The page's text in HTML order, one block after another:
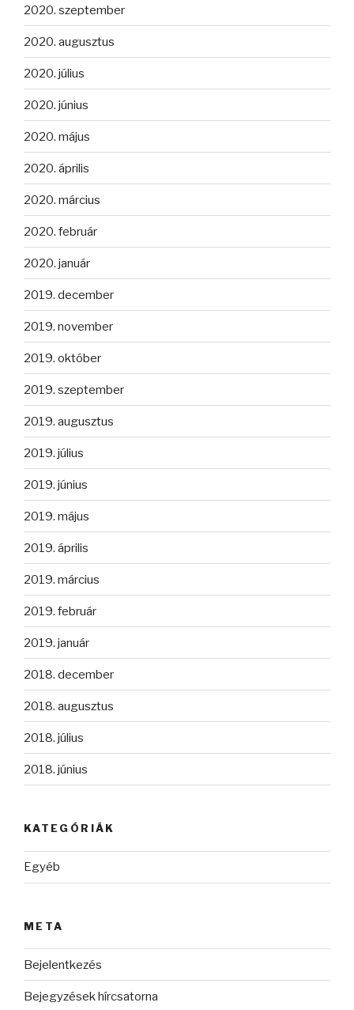
2020. szeptember
2020. augusztus
2020. július
2020. június
2020. május
2020. április
2020. március
2020. február
2020. január
2019. december
2019. november
2019. október
2019. szeptember
2019. augusztus
2019. július
2019. június
2019. május
2019. április
2019. március
2019. február
2019. január
2018. december
2018. augusztus
2018. július
2018. június
KATEGÓRIÁK
Egyéb
META
Bejelentkezés
Bejegyzések hírcsatorna